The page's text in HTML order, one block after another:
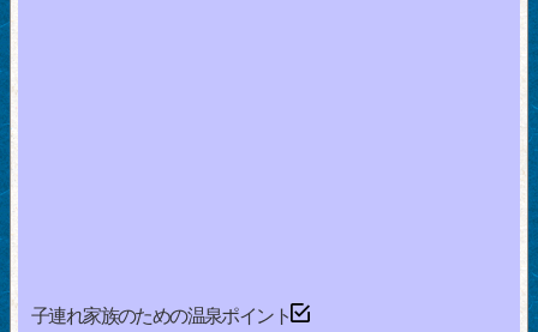
子連れ家族のための温泉ポイント